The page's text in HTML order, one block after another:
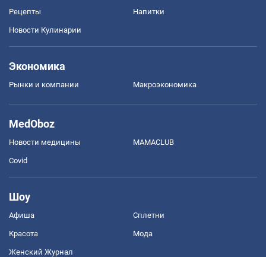
Рецепты Напитки
Новости Кулинарии
Экономика
Рынки и компании Mакроэкономика
MedOboz
Новости медицины MAMACLUB
Covid
Шоу
Афиша Сплетни
Красота Мода
Женский Журнал